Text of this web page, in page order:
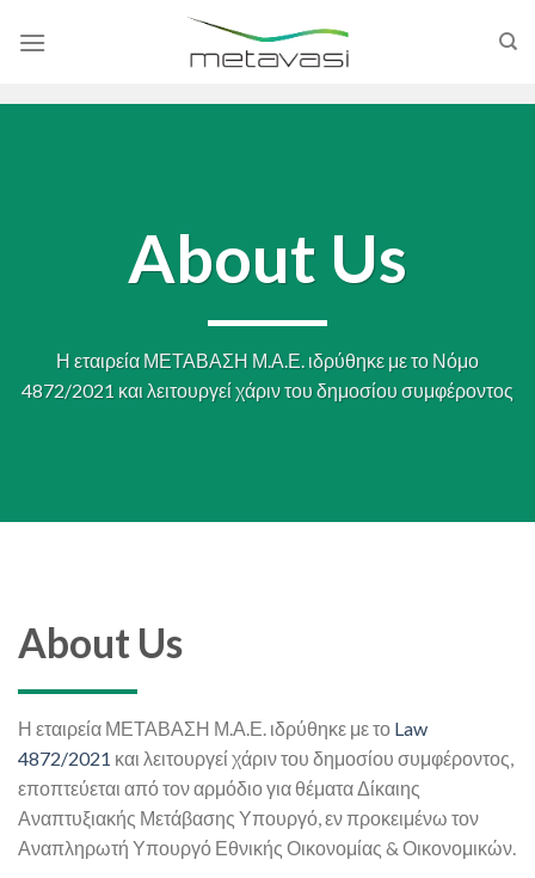
About Us
Η εταιρεία ΜΕΤΑΒΑΣΗ Μ.Α.Ε. ιδρύθηκε με το Νόμο
4872/2021 και λειτουργεί χάριν του δημοσίου συμφέροντος
About Us
Η εταιρεία ΜΕΤΑΒΑΣΗ Μ.Α.Ε. ιδρύθηκε με το Law
4872/2021 και λειτουργεί χάριν του δημοσίου συμφέροντος,
εποπτεύεται από τον αρμόδιο για θέματα Δίκαιης
Αναπτυξιακής Μετάβασης Υπουργό, εν προκειμένω τον
Αναπληρωτή Υπουργό Εθνικής Οικονομίας & Οικονομικών.